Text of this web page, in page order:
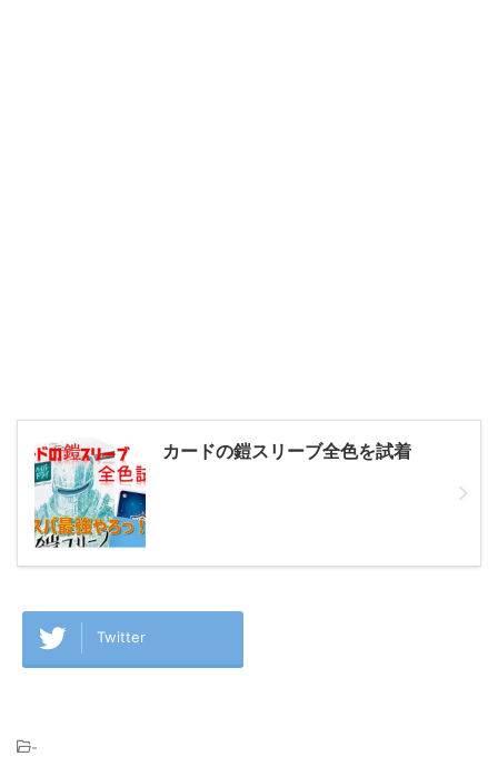
カードの鎧スリーブ全色を試着
Twitter
-